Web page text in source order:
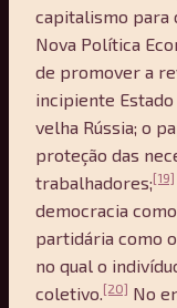
capitalismo para
Nova Política
de promover a
incipiente
velha Rússia; o
proteção das
trabalhadores;[19]
democracia
partidária como
no qual o
coletivo. [20] No